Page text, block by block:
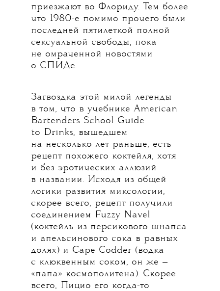
приезжают во Флориду. Тем более
что 1980-е помимо прочего были
последней пятилеткой полной
сексуальной свободы, пока
не омраченной новостями
о СПИДе.
Загвоздка этой милой легенды
в том, что в учебнике American
Bartenders School Guide
to Drinks, вышедшем
на несколько лет раньше, есть
рецепт похожего коктейля, хотя
и без эротических аллюзий
в названии. Исходя из общей
логики развития миксологии,
скорее всего, рецепт получили
соединением Fuzzy Navel
(коктейль из персикового шнапса
и апельсинового сока в равных
долях) и Cape Codder (водка
с клюквенным соком, он же —
«папа» космополитена). Скорее
всего, Пицио его когда-то